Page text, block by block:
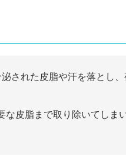
された皮脂や汗を落とし
な皮脂まで取り除いてし